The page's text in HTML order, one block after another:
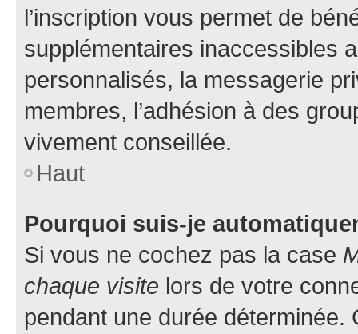
l’inscription vous permet de
supplémentaires inaccessibles
personnalisés, la messagerie
membres, l’adhésion à des
vivement conseillée.
Haut
Pourquoi suis-je
Si vous ne cochez pas la case
chaque visite lors de votre
pendant une durée déterminée.